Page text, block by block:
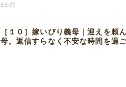
5日前
［１０］嫁いびり義母｜迎えを
母。返信すらなく不安な時間を過